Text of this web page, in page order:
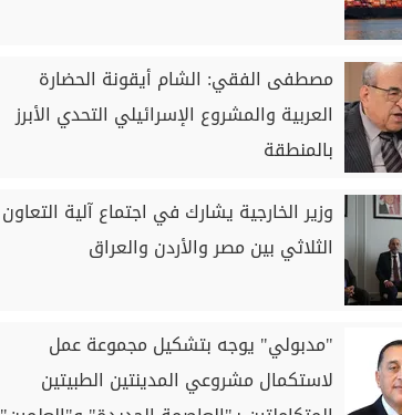
مصطفى الفقي: الشام أيقونة الحضارة
العربية والمشروع الإسرائيلي التحدي الأبرز
بالمنطقة
وزير الخارجية يشارك في اجتماع آلية التعاون
الثلاثي بين مصر والأردن والعراق
"مدبولي" يوجه بتشكيل مجموعة عمل
لاستكمال مشروعي المدينتين الطبيتين